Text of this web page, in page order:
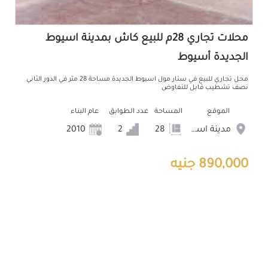
محلات تجاري 28م للبيع كاش بمدينة اسيوط
الجديدة أسيوط
محل تجاري للبيع في ستار مول اسيوط الجديدة مساحة 28 متر في الدور الثاني
نصف تشطيب قابل للتفاوض
الموقع
مدينة اسيوط الجديدة
المساحة عدد الطوابق عام البناء
890,000 جنيه